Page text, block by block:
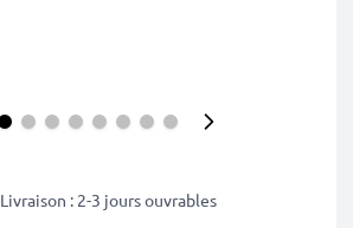
Livraison : 2-3 jours ouvrables